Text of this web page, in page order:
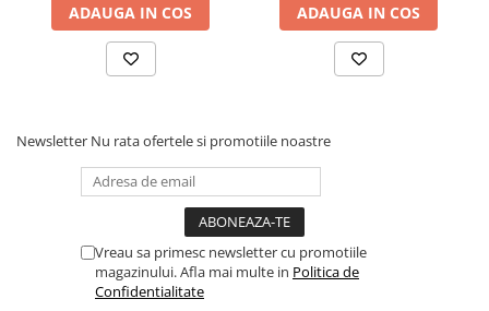
ADAUGA IN COS ADAUGA IN COS
Newsletter Nu rata ofertele si promotiile noastre
Vreau sa primesc newsletter cu promotiile
magazinului. Afla mai multe in Politica de
Confidentialitate